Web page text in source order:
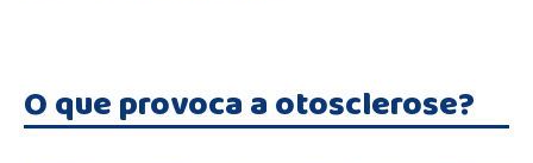
O que provoca a otosclerose?